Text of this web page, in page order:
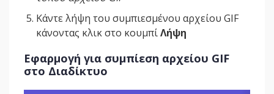
Κάντε λήψη του συμπιεσμένου αρχείου GIF
κάνοντας κλικ στο κουμπίΛήψη
Εφαρμογή για συμπίεση αρχείου GIF
στο Διαδίκτυο